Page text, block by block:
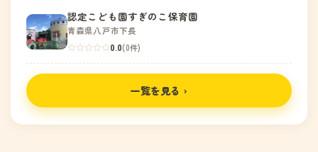
認定こども園すぎのこ保育園
青森県八戸市下長
0.0(0件)
一覧を見る ›